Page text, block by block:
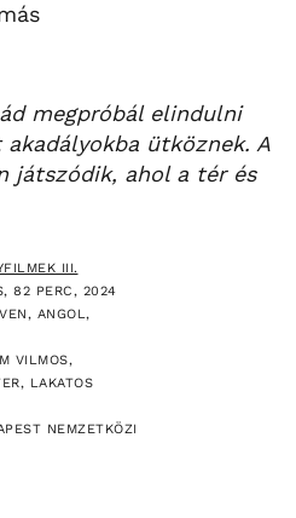
megpróbál elindulni
ütköznek. A
játszódik, ahol a tér és
III.
82 PERC, 2024
ANGOL,
VILMOS,
LAKATOS
NEMZETKÖZI